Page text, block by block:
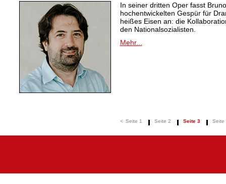
In seiner dritten Oper fasst
hochentwickelten Gespür für
heißes Eisen an: die
den Nationalsozialisten.
Mehr...
< Seite 1 Seite 2 Seite 3 Seite